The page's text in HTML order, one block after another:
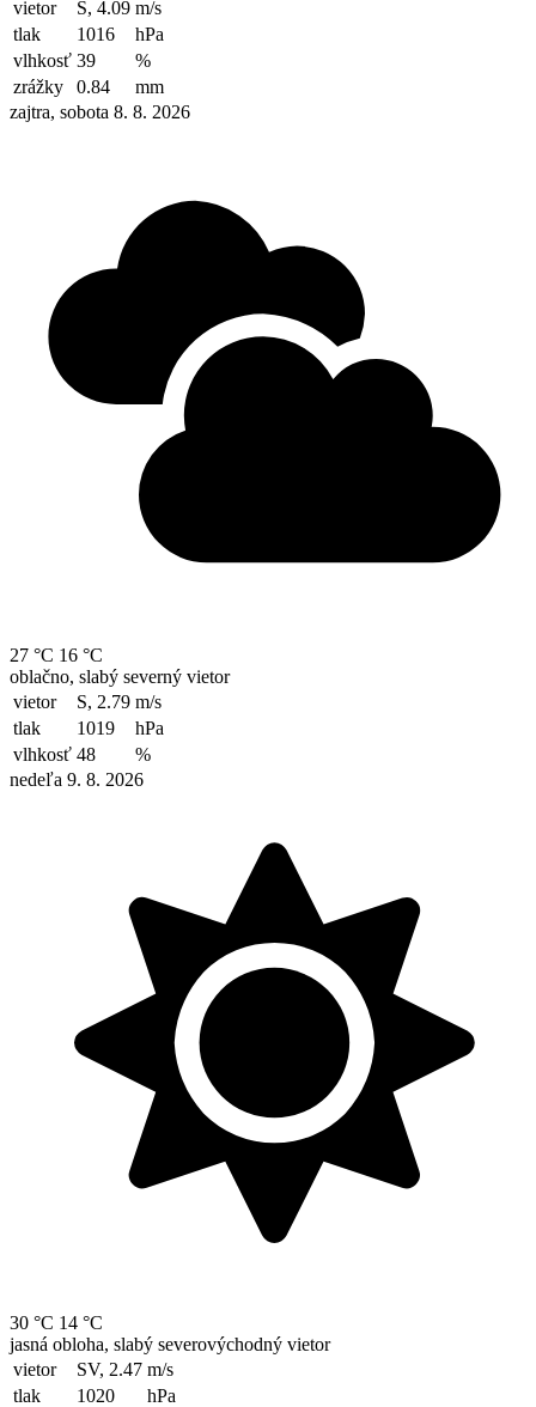
vietor
S, 4.09 m/s
tlak
1016
hPa
vlhkosť 39
%
zrážky
0.84
mm
zajtra, sobota 8. 8. 2026
27 °C 16 °C
oblačno, slabý severný vietor
vietor
S, 2.79 m/s
tlak
1019
hPa
vlhkosť 48
%
nedeľa 9. 8. 2026
30 °C 14 °C
jasná obloha, slabý severovýchodný vietor
vietor
SV, 2.47 m/s
tlak
1020
hPa